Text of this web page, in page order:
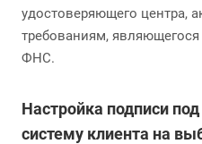
удостоверяющего центра,
требованиям,
ФНС.
Настройка подписи
систему клиента на